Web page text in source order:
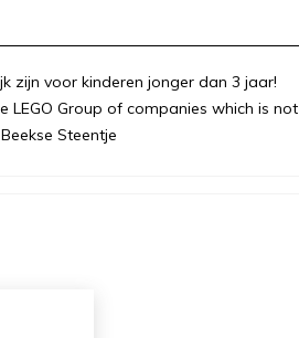
zijn voor kinderen jonger dan 3 jaar!
LEGO Group of companies which is not
Steentje